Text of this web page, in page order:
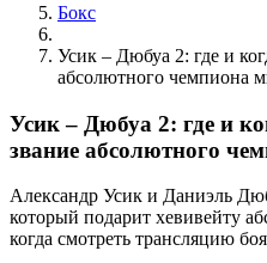
Бокс
Усик – Дюбуа 2: где и
абсолютного чемпиона
Усик – Дюбуа 2: где и
звание абсолютного
Александр Усик и Даниэль
который подарит хевивейту
когда смотреть трансляцию